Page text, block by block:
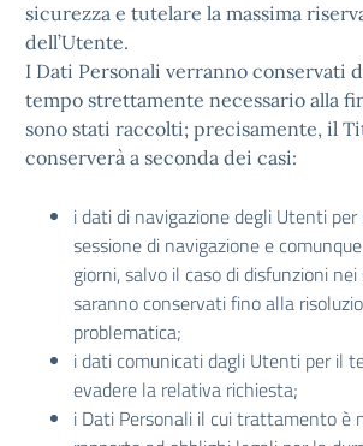
sicurezza e tutelare la massima
dell’Utente.
I Dati Personali verranno conservati
tempo strettamente necessario alla
sono stati raccolti; precisamente, il
conserverà a seconda dei casi:
i dati di navigazione degli Utenti
sessione di navigazione e
giorni, salvo il caso di disfunzioni
saranno conservati fino alla
problematica;
i dati comunicati dagli Utenti per il
evadere la relativa richiesta;
i Dati Personali il cui trattamento è